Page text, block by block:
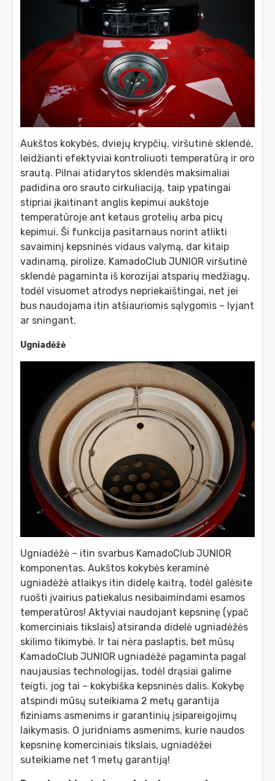
Aukštos kokybės, dviejų krypčių, viršutinė sklendė,
leidžianti efektyviai kontroliuoti temperatūrą ir oro
srautą. Pilnai atidarytos sklendės maksimaliai
padidina oro srauto cirkuliaciją, taip ypatingai
stipriai įkaitinant anglis kepimui aukštoje
temperatūroje ant ketaus grotelių arba picų
kepimui. Ši funkcija pasitarnaus norint atlikti
savaiminį kepsninės vidaus valymą, dar kitaip
vadinamą, pirolize. KamadoClub JUNIOR viršutinė
sklendė pagaminta iš korozijai atsparių medžiagų,
todėl visuomet atrodys nepriekaištingai, net jei
bus naudojama itin atšiauriomis sąlygomis – lyjant
ar sningant.
Ugniadėžė
Ugniadėžė – itin svarbus KamadoClub JUNIOR
komponentas. Aukštos kokybės keraminė
ugniadėžė atlaikys itin didelę kaitrą, todėl galėsite
ruošti įvairius patiekalus nesibaimindami esamos
temperatūros! Aktyviai naudojant kepsninę (ypač
komerciniais tikslais) atsiranda didelė ugniadėžės
skilimo tikimybė. Ir tai nėra paslaptis, bet mūsų
KamadoClub JUNIOR ugniadėžė pagaminta pagal
naujausias technologijas, todėl drąsiai galime
teigti, jog tai – kokybiška kepsninės dalis. Kokybę
atspindi mūsų suteikiama 2 metų garantija
fiziniams asmenims ir garantinių įsipareigojimų
laikymasis. O juridniams asmenims, kurie naudos
kepsninę komerciniais tikslais, ugniadėžei
suteikiame net 1 metų garantiją!